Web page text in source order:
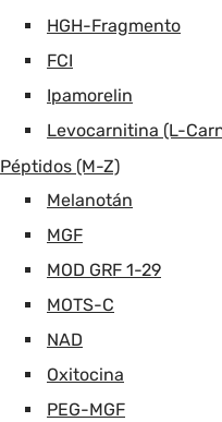
HGH-Fragmento
FCI
Ipamorelin
Levocarnitina (L-
Péptidos (M-Z)
Melanotán
MGF
MOD GRF 1-29
MOTS-C
NAD
Oxitocina
PEG-MGF